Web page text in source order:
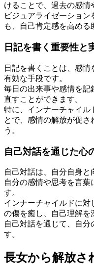
けることで、過去の感情
ビジュアライゼーショ
も、自己肯定感を高める
日記を書く重要性と
日記を書くことは、感
有効な手段です。
毎日の出来事や感情を記
直すことができます。
特に、インナーチャイル
とで、感情の解放が促さ
う。
自己対話を通じた心
自己対話は、自分自身と
自分の感情や思考を言葉
す。
インナーチャイルドに
の傷を癒し、自己理解を
自己対話を通じて、自
す。
長女から解放さ